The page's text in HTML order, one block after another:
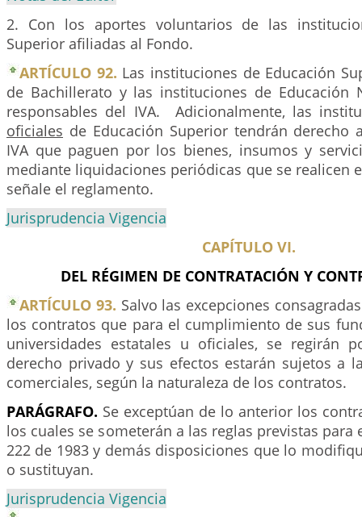
2. Con los aportes voluntarios de las
Superior afiliadas al Fondo.
ARTÍCULO 92. Las instituciones de Educación
de Bachillerato y las instituciones de Educación
responsables del IVA. Adicionalmente, las
oficiales de Educación Superior tendrán derecho
IVA que paguen por los bienes, insumos y
mediante liquidaciones periódicas que se realicen
señale el reglamento.
Jurisprudencia Vigencia
CAPÍTULO VI.
DEL RÉGIMEN DE CONTRATACIÓN Y
ARTÍCULO 93. Salvo las excepciones
los contratos que para el cumplimiento de sus
universidades estatales u oficiales, se regirán
derecho privado y sus efectos estarán sujetos a
comerciales, según la naturaleza de los contratos.
PARÁGRAFO. Se exceptúan de lo anterior los
los cuales se someterán a las reglas previstas para
222 de 1983 y demás disposiciones que lo
o sustituyan.
Jurisprudencia Vigencia